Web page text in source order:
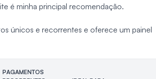
é minha principal recomendação.
únicos e recorrentes e oferece um painel
PAGAMENTOS